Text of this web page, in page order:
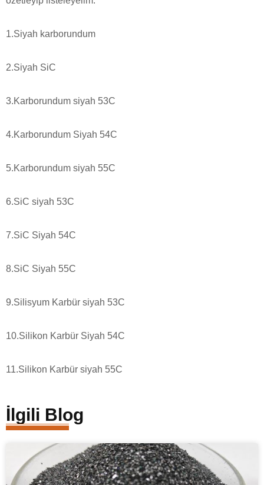
1.Siyah karborundum
2.Siyah SiC
3.Karborundum siyah 53C
4.Karborundum Siyah 54C
5.Karborundum siyah 55C
6.SiC siyah 53C
7.SiC Siyah 54C
8.SiC Siyah 55C
9.Silisyum Karbür siyah 53C
10.Silikon Karbür Siyah 54C
11.Silikon Karbür siyah 55C
İlgili Blog